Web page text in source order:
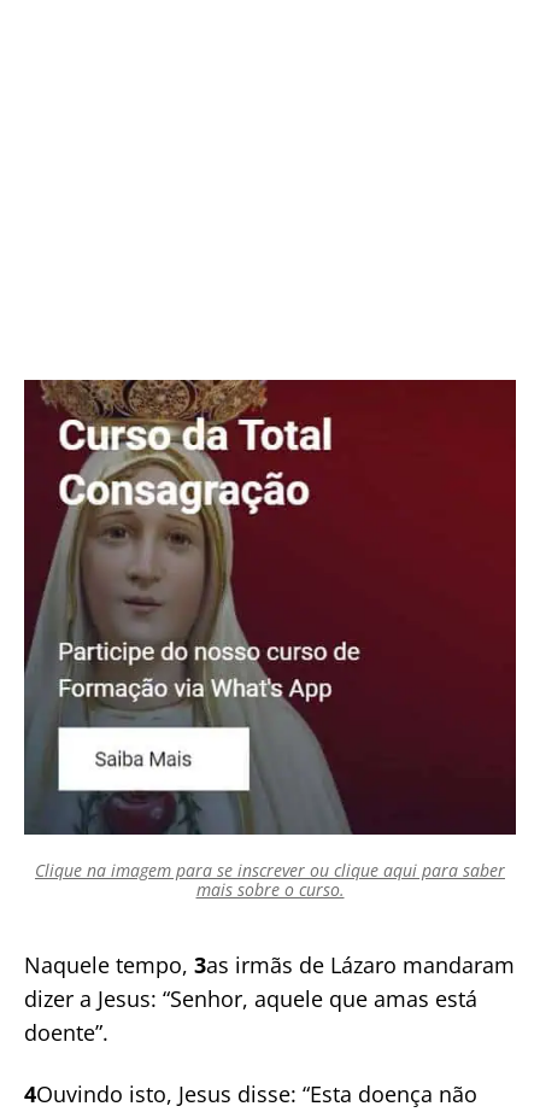
Clique na imagem para se inscrever ou clique aqui para saber
mais sobre o curso.
Naquele tempo, 3as irmãs de Lázaro mandaram
dizer a Jesus: “Senhor, aquele que amas está
doente”.
4Ouvindo isto, Jesus disse: “Esta doença não